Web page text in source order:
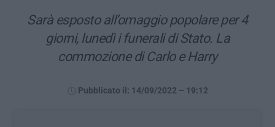
Sarà esposto all’omaggio popolare per 4
giorni, lunedì i funerali di Stato. La
commozione di Carlo e Harry
Pubblicato il: 14/09/2022 – 19:12